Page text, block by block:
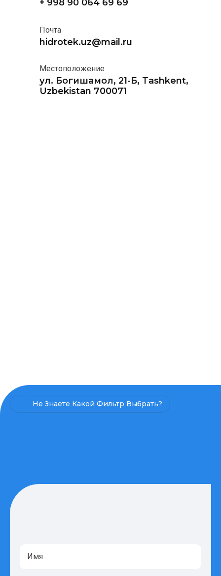
+ 998 90 064 69 69
Почта
hidrotek.uz@mail.ru
Местоположение
ул. Богишамол, 21-Б, Tashkent,
Uzbekistan 700071
Не Знаете Какой Фильтр Выбрать?